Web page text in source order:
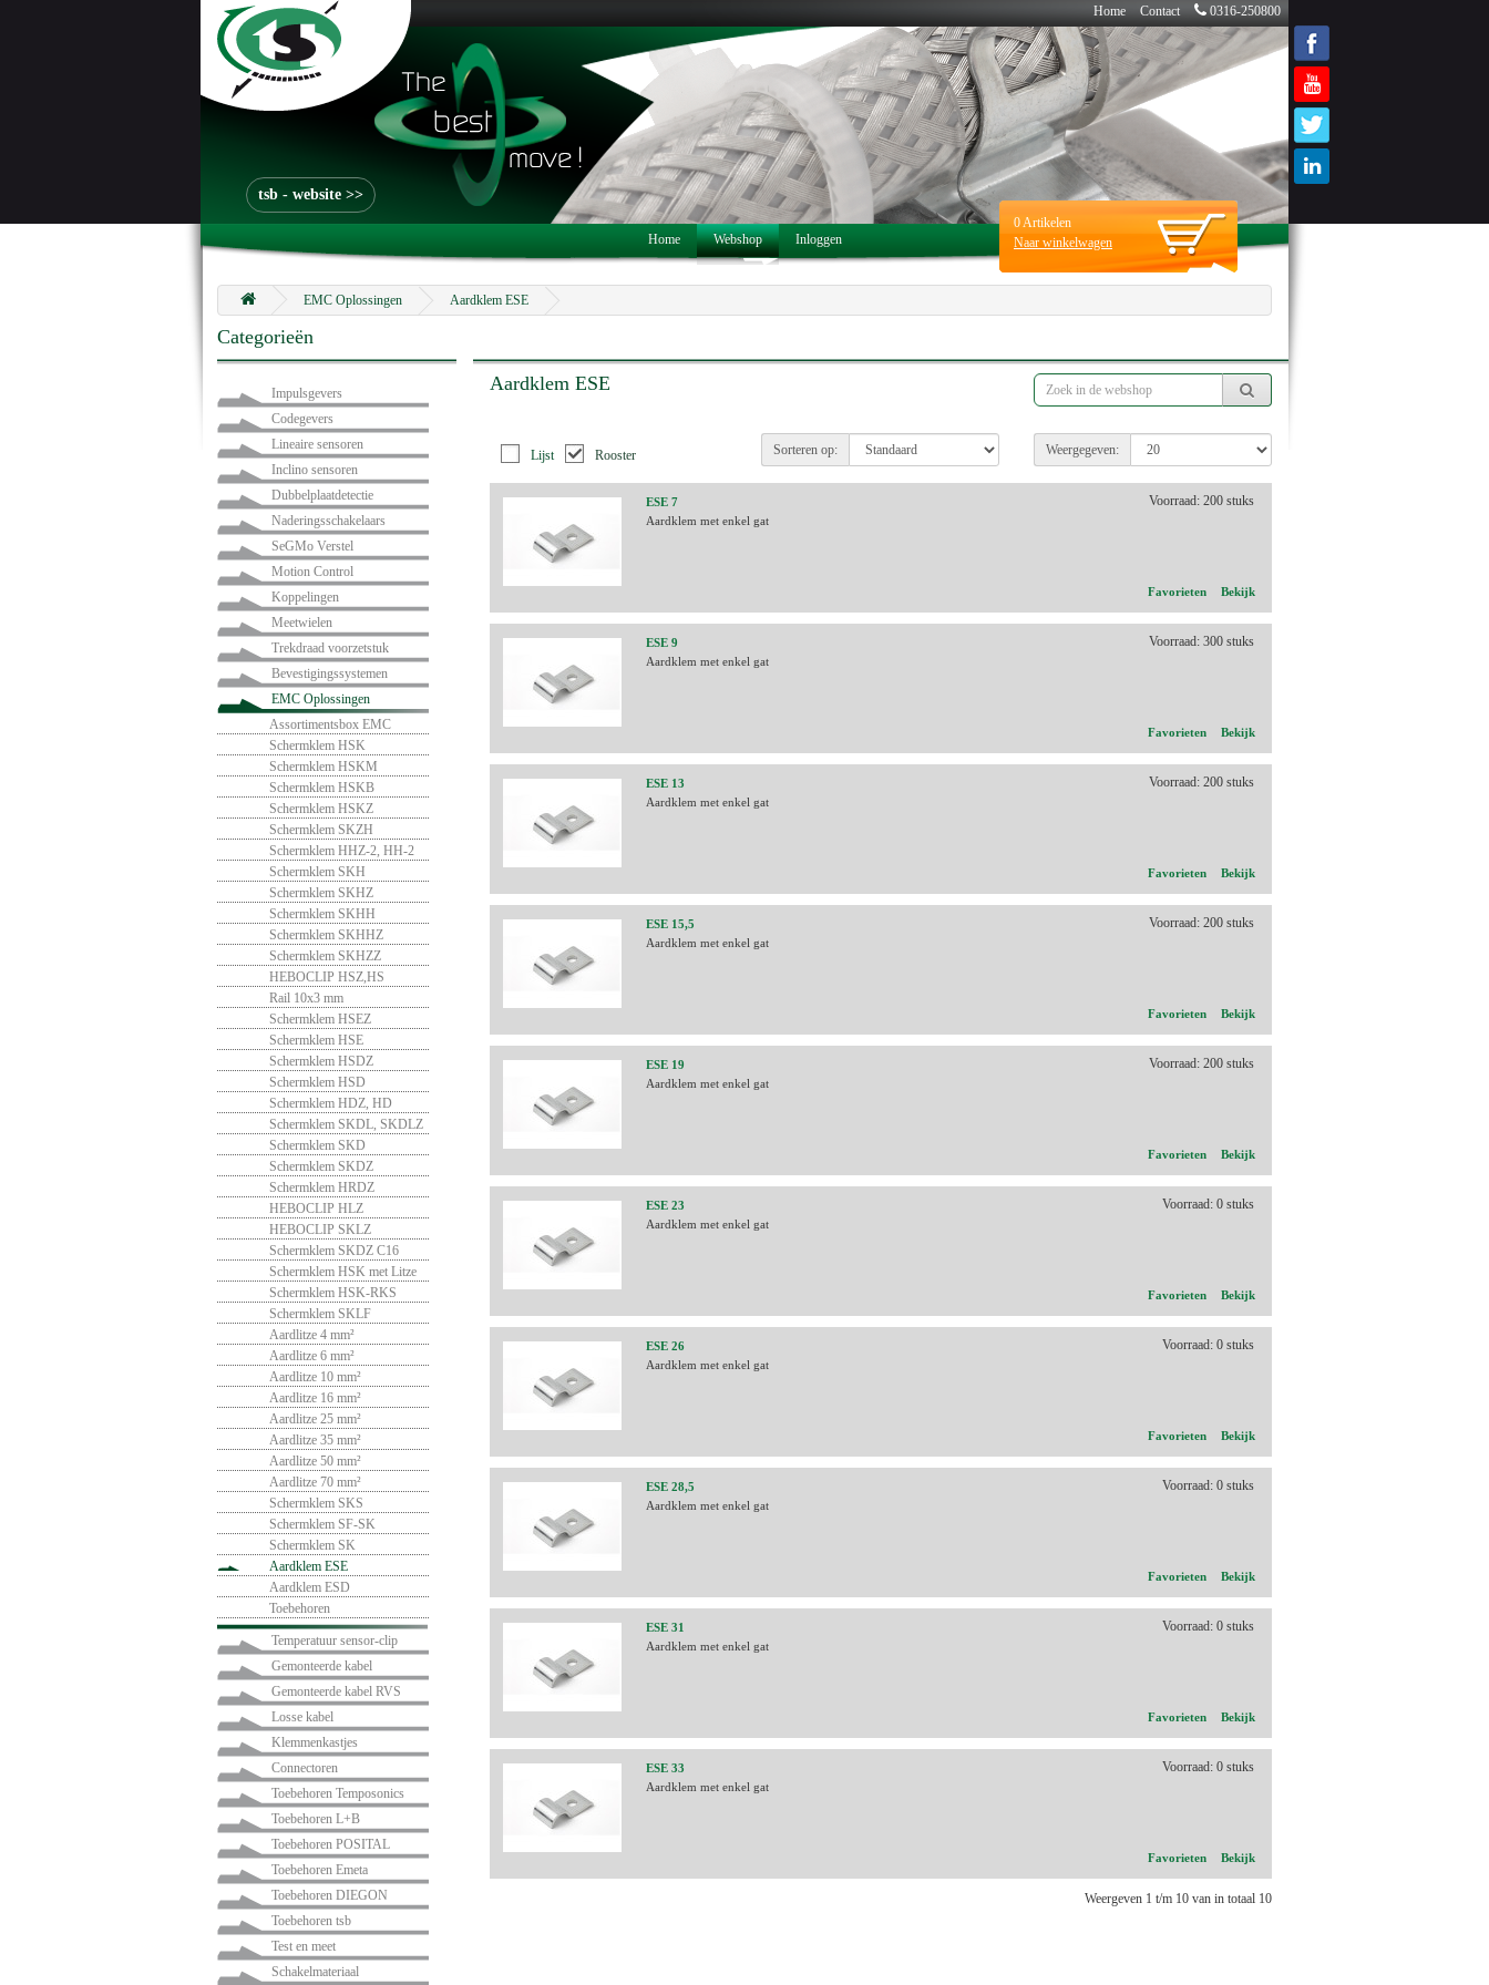
0Artikelen
Naar winkelwagen
Home Contact 0316-250800
tsb - website >>
Home Webshop Inloggen
EMC Oplossingen Aardklem ESE
Categorieën
Impulsgevers
Codegevers
Lineaire sensoren
Inclino sensoren
Dubbelplaatdetectie
Naderingsschakelaars
SeGMo Verstel
Motion Control
Koppelingen
Meetwielen
Trekdraad voorzetstuk
Bevestigingssystemen
EMC Oplossingen
Assortimentsbox EMC
Schermklem HSK
Schermklem HSKM
Schermklem HSKB
Schermklem HSKZ
Schermklem SKZH
Schermklem HHZ-2, HH-2
Schermklem SKH
Schermklem SKHZ
Schermklem SKHH
Schermklem SKHHZ
Schermklem SKHZZ
HEBOCLIP HSZ,HS
Rail 10x3 mm
Schermklem HSEZ
Schermklem HSE
Schermklem HSDZ
Schermklem HSD
Schermklem HDZ, HD
Schermklem SKDL, SKDLZ
Schermklem SKD
Schermklem SKDZ
Schermklem HRDZ
HEBOCLIP HLZ
HEBOCLIP SKLZ
Schermklem SKDZ C16
Schermklem HSK met Litze
Schermklem HSK-RKS
Schermklem SKLF
Aardlitze 4 mm²
Aardlitze 6 mm²
Aardlitze 10 mm²
Aardlitze 16 mm²
Aardlitze 25 mm²
Aardlitze 35 mm²
Aardlitze 50 mm²
Aardlitze 70 mm²
Schermklem SKS
Schermklem SF-SK
Schermklem SK
Aardklem ESE
Aardklem ESD
Toebehoren
Temperatuur sensor-clip
Gemonteerde kabel
Gemonteerde kabel RVS
Losse kabel
Klemmenkastjes
Connectoren
Toebehoren Temposonics
Toebehoren L+B
Toebehoren POSITAL
Toebehoren Emeta
Toebehoren DIEGON
Toebehoren tsb
Test en meet
Schakelmateriaal
Aardklem ESE
Lijst Rooster Sorteren op: Weergegeven:
Voorraad: 200 stuks
ESE 7
Aardklem met enkel gat
Favorieten Bekijk
Voorraad: 300 stuks
ESE 9
Aardklem met enkel gat
Favorieten Bekijk
Voorraad: 200 stuks
ESE 13
Aardklem met enkel gat
Favorieten Bekijk
Voorraad: 200 stuks
ESE 15,5
Aardklem met enkel gat
Favorieten Bekijk
Voorraad: 200 stuks
ESE 19
Aardklem met enkel gat
Favorieten Bekijk
Voorraad: 0 stuks
ESE 23
Aardklem met enkel gat
Favorieten Bekijk
Voorraad: 0 stuks
ESE 26
Aardklem met enkel gat
Favorieten Bekijk
Voorraad: 0 stuks
ESE 28,5
Aardklem met enkel gat
Favorieten Bekijk
Voorraad: 0 stuks
ESE 31
Aardklem met enkel gat
Favorieten Bekijk
Voorraad: 0 stuks
ESE 33
Aardklem met enkel gat
Favorieten Bekijk
Weergeven 1 t/m 10 van in totaal 10